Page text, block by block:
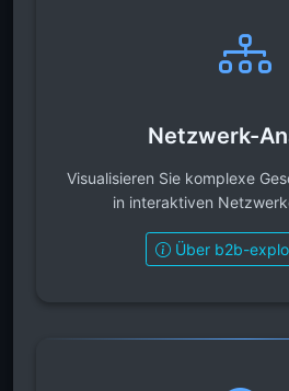
Netzwerk-
Visualisieren Sie komplexe
in interaktiven
Über b2b-